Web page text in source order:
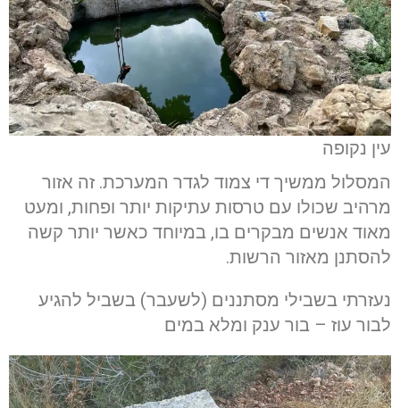
עין נקופה
המסלול ממשיך די צמוד לגדר המערכת. זה אזור
מרהיב שכולו עם טרסות עתיקות יותר ופחות, ומעט
מאוד אנשים מבקרים בו, במיוחד כאשר יותר קשה
להסתנן מאזור הרשות.
נעזרתי בשבילי מסתננים (לשעבר) בשביל להגיע
לבור עוז – בור ענק ומלא במים